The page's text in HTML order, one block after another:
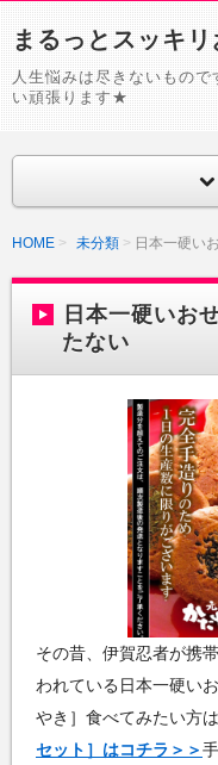
まるっとスッキ
人生悩みは尽きないもの
い頑張ります★
HOME 未分類 日本一硬い
日本一硬いお
たない
その昔、伊賀忍者が携
われている日本一硬い
やき］食べてみたい方は
セット］はコチラ＞＞